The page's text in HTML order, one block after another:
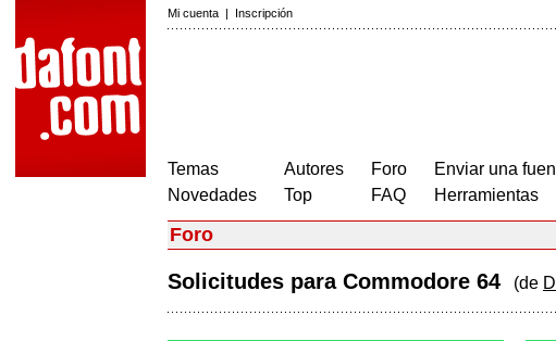
Mi cuenta | Inscripción
Temas
Novedades
Autores
Top
Foro
FAQ
Enviar una
Herramientas
Foro
Solicitudes para Commodore 64 (de